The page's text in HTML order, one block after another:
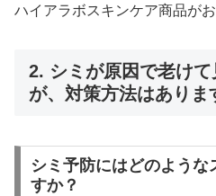
ハイアラボスキンケア商品がお
2. シミが原因で老け
が、対策方法はありま
シミ予防にはどのよう
すか？